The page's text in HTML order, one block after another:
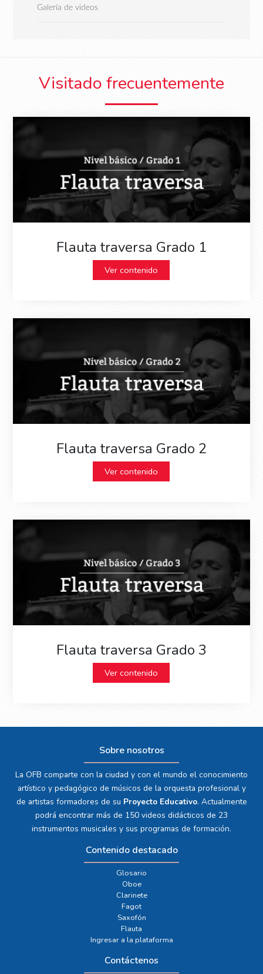
Galería de videos
Visitado frecuentemente
Flauta traversa Grado 1
Ver contenido
Flauta traversa Grado 2
Ver contenido
Flauta traversa Grado 3
Ver contenido
Sobre nosotros
La OFB comparte con la ciudad y con el mundo el conocimiento
artístico y pedagógico de músicos de la orquesta profesional y
de artistas formadores de su Proyecto Educativo. Actualmente
podrá encontrar más de 150 videos didácticos de 23
instrumentos musicales y sus programas de formación.
Contenido destacado
Glosario
Oboe
Clarinete
Fagot
Saxofón
Flauta
Ingresar a la plataforma
Contáctenos